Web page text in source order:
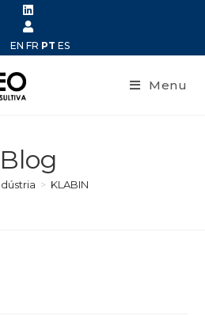
EN FR PT ES
Menu
Blog
> KLABIN